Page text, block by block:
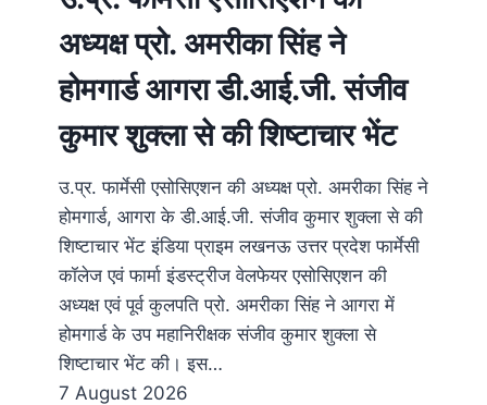
अध्यक्ष प्रो. अमरीका सिंह ने
होमगार्ड आगरा डी.आई.जी. संजीव
कुमार शुक्ला से की शिष्टाचार भेंट
उ.प्र. फार्मेसी एसोसिएशन की अध्यक्ष प्रो. अमरीका सिंह ने
होमगार्ड, आगरा के डी.आई.जी. संजीव कुमार शुक्ला से की
शिष्टाचार भेंट इंडिया प्राइम लखनऊ उत्तर प्रदेश फार्मेसी
कॉलेज एवं फार्मा इंडस्ट्रीज वेलफेयर एसोसिएशन की
अध्यक्ष एवं पूर्व कुलपति प्रो. अमरीका सिंह ने आगरा में
होमगार्ड के उप महानिरीक्षक संजीव कुमार शुक्ला से
शिष्टाचार भेंट की। इस…
7 August 2026